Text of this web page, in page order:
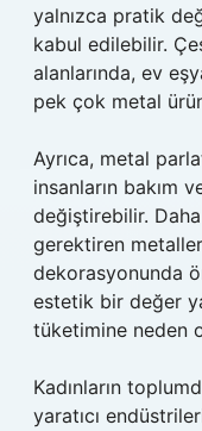
yalnızca pratik
kabul edilebilir.
alanlarında, ev
pek çok metal
Ayrıca, metal
insanların bakım
değiştirebilir.
gerektiren
dekorasyonunda
estetik bir değer
tüketimine neden
Kadınların
yaratıcı